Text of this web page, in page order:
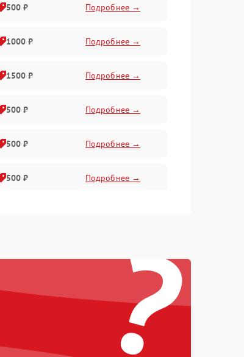
500 ₽ Подробнее →
1000 ₽ Подробнее →
1500 ₽ Подробнее →
500 ₽ Подробнее →
500 ₽ Подробнее →
500 ₽ Подробнее →
Подробнее →
?